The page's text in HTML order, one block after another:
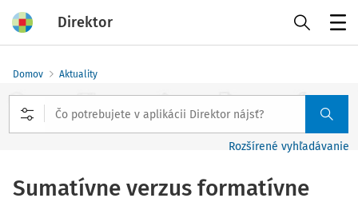
Direktor
Domov Aktuality
Rozšírené vyhľadávanie
Sumatívne verzus formatívne